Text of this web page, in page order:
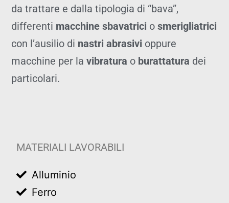
da trattare e dalla tipologia di “bava”,
differenti macchine sbavatrici osmerigliatrici
con l’ausilio di nastri abrasivi oppure
macchine per lavibratura o burattatura dei
particolari.
MATERIALI LAVORABILI
Alluminio
Ferro